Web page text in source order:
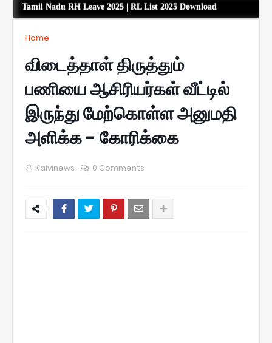
Tamil Nadu RH Leave 2025 | RL List 2025 Download
Home
விடைத்தாள் திருத்தும்
பணியை ஆசிரியர்கள் வீட்டில்
இருந்து மேற்கொள்ள அனுமதி
அளிக்க - கோரிக்கை
Kalvinews 0 Comments